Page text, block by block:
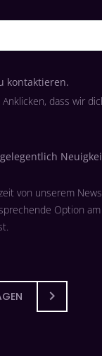
kontaktieren.
dass wir
von unserem
Option